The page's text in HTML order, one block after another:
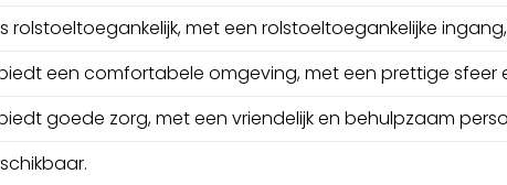
rolstoeltoegankelijk, met een rolstoeltoegankelijke
een comfortabele omgeving, met een prettige
goede zorg, met een vriendelijk en behulpzaam